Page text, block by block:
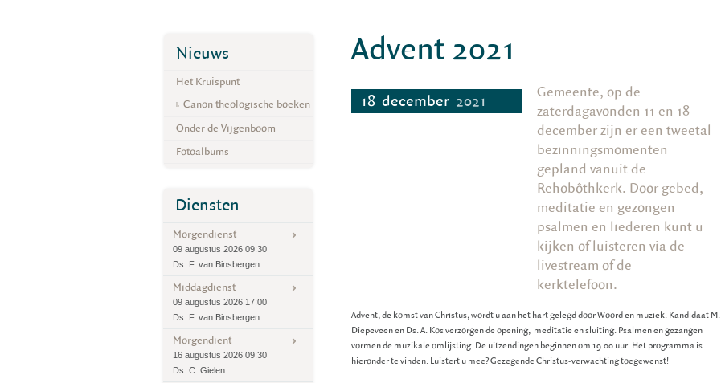
Advent 2021
18 december 2021
Gemeente, op de
zaterdagavonden 11 en 18
december zijn er een tweetal
bezinningsmomenten
gepland vanuit de
Rehobôthkerk. Door gebed,
meditatie en gezongen
psalmen en liederen kunt u
kijken of luisteren via de
livestream of de
kerktelefoon.
Advent, de komst van Christus, wordt u aan het hart gelegd door Woord en muziek. Kandidaat M.
Diepeveen en Ds. A. Kos verzorgen de opening, meditatie en sluiting. Psalmen en gezangen
vormen de muzikale omlijsting. De uitzendingen beginnen om 19.00 uur. Het programma is
hieronder te vinden. Luistert u mee? Gezegende Christus-verwachting toegewenst!
Nieuws
Het Kruispunt
Canon theologische boeken
Onder de Vijgenboom
Fotoalbums
Diensten
Morgendienst
09 augustus 2026 09:30
Ds. F. van Binsbergen
Middagdienst
09 augustus 2026 17:00
Ds. F. van Binsbergen
Morgendient
16 augustus 2026 09:30
Ds. C. Gielen